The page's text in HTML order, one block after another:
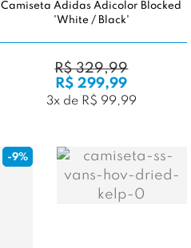
Camiseta Adidas Adicolor Blocked
'White / Black'
R$ 329,99
R$ 299,99
3x de R$ 99,99
-9%